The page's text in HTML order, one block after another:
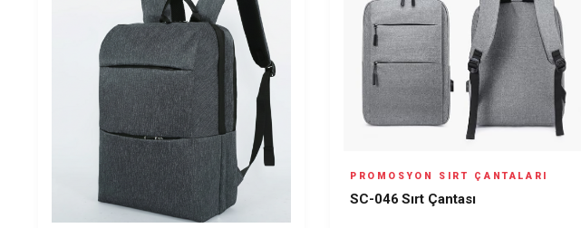
PROMOSYON SIRT ÇANTALARI
SC-046 Sırt Çantası